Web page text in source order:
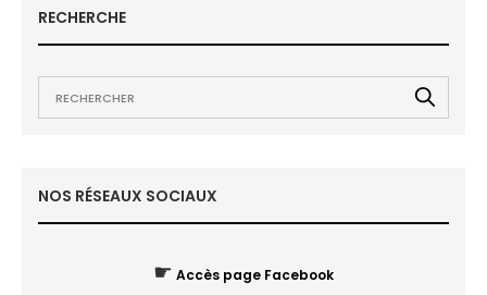
RECHERCHE
NOS RÉSEAUX SOCIAUX
☛ Accès page Facebook